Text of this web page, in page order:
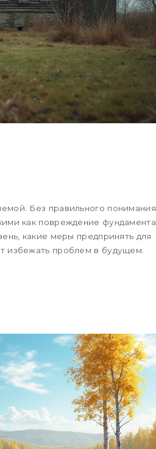
Без правильного понимания
как повреждение фундамента
какие меры предпринять для
избежать проблем в будущем.